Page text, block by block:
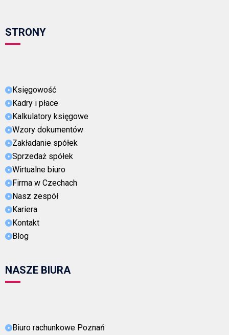
STRONY
Księgowość
Kadry i płace
Kalkulatory księgowe
Wzory dokumentów
Zakładanie spółek
Sprzedaż spółek
Wirtualne biuro
Firma w Czechach
Nasz zespół
Kariera
Kontakt
Blog
NASZE BIURA
Biuro rachunkowe Poznań